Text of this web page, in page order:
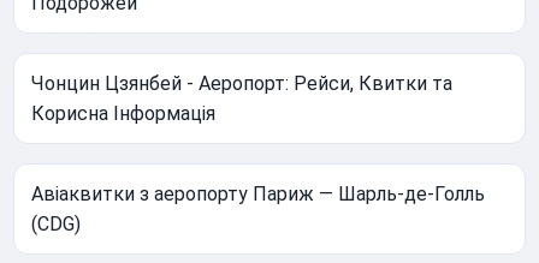
Чонцин Цзянбей - Аеропорт: Рейси, Квитки та
Корисна Інформація
Авіаквитки з аеропорту Париж — Шарль-де-Голль
(CDG)